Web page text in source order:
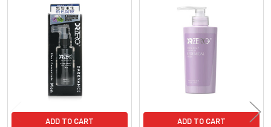
Related
Products
ADD TO CART ADD TO CART